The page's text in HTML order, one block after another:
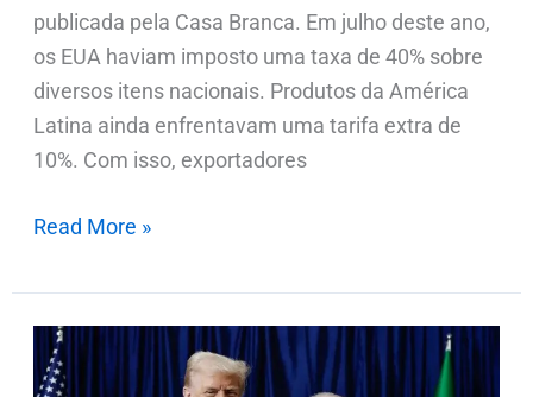
publicada pela Casa Branca. Em julho deste ano,
os EUA haviam imposto uma taxa de 40% sobre
diversos itens nacionais. Produtos da América
Latina ainda enfrentavam uma tarifa extra de
10%. Com isso, exportadores
Read More »
Lula
se